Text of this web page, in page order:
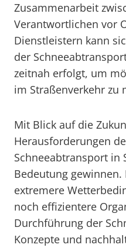
Zusammenarbeit
Verantwortlichen vor
Dienstleistern kann
der
zeitnah erfolgt, um
im Straßenverkehr zu
Mit Blick auf die
Herausforderungen
Schneeabtransport in
Bedeutung
extremere
noch effizientere
Durchführung der
Konzepte und